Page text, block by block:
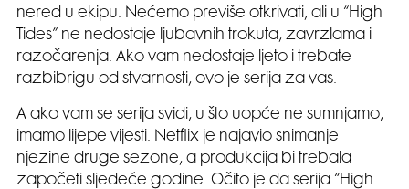
nered u ekipu. Nećemo previše otkrivati, ali u “High
Tides” ne nedostaje ljubavnih trokuta, zavrzlama i
razočarenja. Ako vam nedostaje ljeto i trebate
razbibrigu od stvarnosti, ovo je serija za vas.
A ako vam se serija svidi, u što uopće ne sumnjamo,
imamo lijepe vijesti. Netflix je najavio snimanje
njezine druge sezone, a produkcija bi trebala
započeti sljedeće godine. Očito je da serija “High